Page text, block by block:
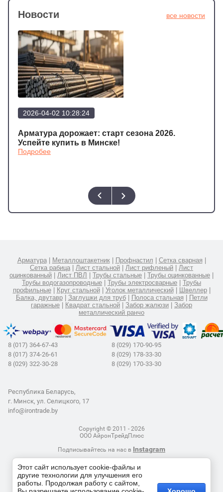
Новости все новости
2026-04-02 10:28:24
Арматура дорожает: старт сезона 2026.
Успейте купить в Минске!
Подробее
Copyright © 2011 - 2026
ООО АйронТрейдПлюс
Подписывайтесь на нас в Instagram
8 (017) 364-67-43
8 (017) 374-26-61
8 (029) 322-30-28
8 (029) 170-90-95
8 (029) 178-33-30
8 (029) 170-33-30
Республика Беларусь,
г. Минск, ул. Селицкого, 17
info@irontrade.by
Арматура| Металлоштакетник| Профнастил | Сетка сварная |
Сетка рабица | Лист стальной | Лист рифленый | Лист
оцинкованный | Лист ПВЛ | Трубы стальные | Трубы оцинкованные |
Трубы водогазопроводные | Трубы электросварные | Трубы
профильные| Круг стальной| Уголок металлический| Швеллер|
Балка, двутавр| Заглушки для труб| Полоса стальная | Петли
гаражные | Квадрат стальной | Забор жалюзи | Забор
металлический ранчо
Время работы:
Этот сайт использует cookie-файлы и
другие технологии для улучшения его
работы. Продолжая работу с сайтом,